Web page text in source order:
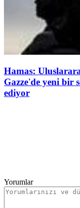
Hamas:
Gazze'de yeni bir
ediyor
Yorumlar